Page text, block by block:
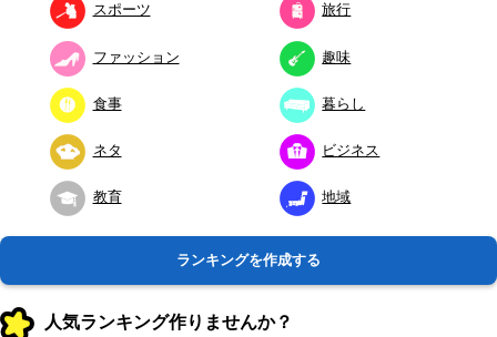
スポーツ 旅行
ファッション 趣味
食事 暮らし
ネタ ビジネス
教育 地域
ランキングを作成する
人気ランキング作りませんか？